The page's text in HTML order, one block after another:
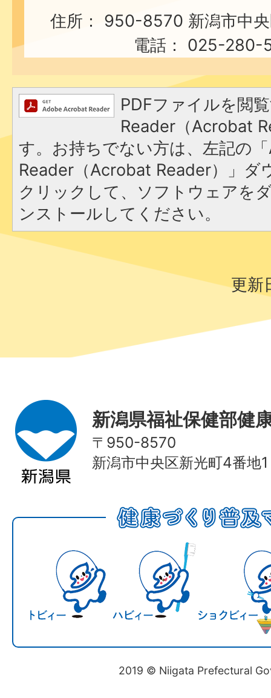
住所： 950-8570 新潟市中
電話： 025-280-
PDFファイルを閲
Reader（Acrobat
す。お持ちでない方は、左記の
Reader（Acrobat Reader）」ダ
クリックして、ソフトウェアを
ンストールしてください。
更新
新潟県福祉保健部健
〒950-8570
新潟市中央区新光町4番地1
2019 © Niigata Prefectural